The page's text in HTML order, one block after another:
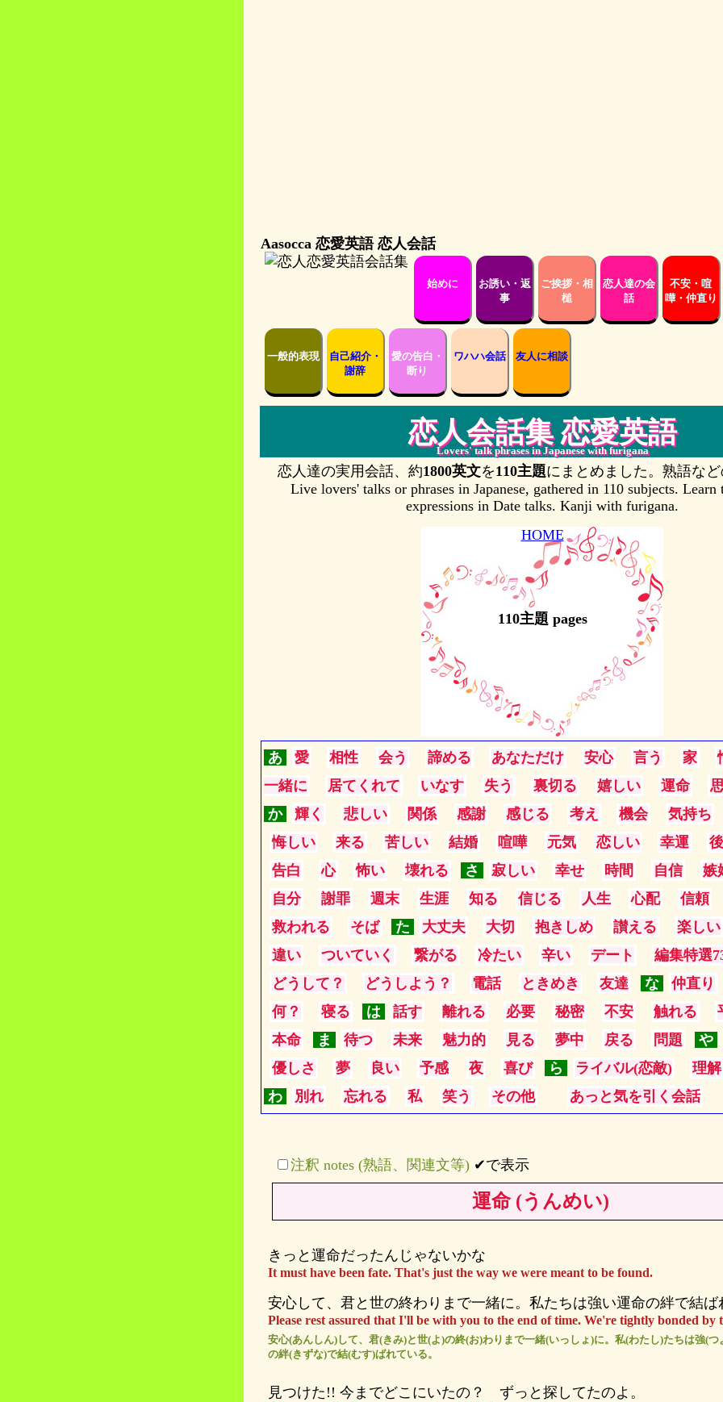
Aasocca 恋愛英語 恋人会話
始めに
お誘い・返
事
ご挨拶・相
槌
恋人達の会
話
不安・喧
嘩・仲直り
一般的表現
自己紹介・
謝辞
愛の告白・
断り
ワハハ会話 友人に相談
恋人会話集 恋愛英語
Lovers' talk phrases in Japanese with furigana
恋人達の実用会話、約1800英文を110主題にまとめました。熟語な
Live lovers' talks or phrases in Japanese, gathered in 110 subjects. Learn
expressions in Date talks. Kanji with furigana.
HOME
110主題 pages
あ 愛 相性 会う 諦める あなただけ 安心 言う 家
一緒に
居てくれて いなす 失う 裏切る 嬉しい 運命
か
輝く 悲しい 関係 感謝 感じる 考え 機会
気持ち
悔しい
来る 苦しい 結婚 喧嘩 元気 恋しい 幸運
告白
心 怖い 壊れる さ 寂しい 幸せ 時間 自信
嫉
自分
謝罪 週末 生涯 知る 信じる 人生 心配
信頼
救われる
そば た 大丈夫 大切 抱きしめ 讃える
楽しい
違い
ついていく 繋がる 冷たい 辛い デート
編集特選
どうして？
どうしよう？ 電話 ときめき 友達 な
仲直り
何？
寝る は 話す 離れる 必要 秘密 不安 触れる
本命
ま 待つ 未来 魅力的 見る 夢中 戻る 問題
や
優しさ
夢 良い 予感 夜 喜び ら ライバル(恋敵)
理解
わ
別れ 忘れる 私 笑う その他 あっと気を引く会話
注釈 notes (熟語、関連文等) ✔で表示
運命 (うんめい)
きっと運命だったんじゃないかな
It must have been fate. That's just the way we were meant to be found.
安心して、君と世の終わりまで一緒に。私たちは強い運命の絆で結ば
Please rest assured that I'll be with you to the end of time. We're tightly bonded by
安心(あんしん)して、君(きみ)と世(よ)の終(お)わりまで一緒(いっしょ)に。私(わたし)たちは強(つ
の絆(きずな)で結(むす)ばれている。
見つけた!! 今までどこにいたの？ ずっと探してたのよ。